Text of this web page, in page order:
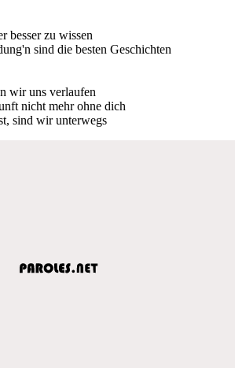
besser zu wissen
sind die besten Geschichten
wir uns verlaufen
nicht mehr ohne dich
sind wir unterwegs